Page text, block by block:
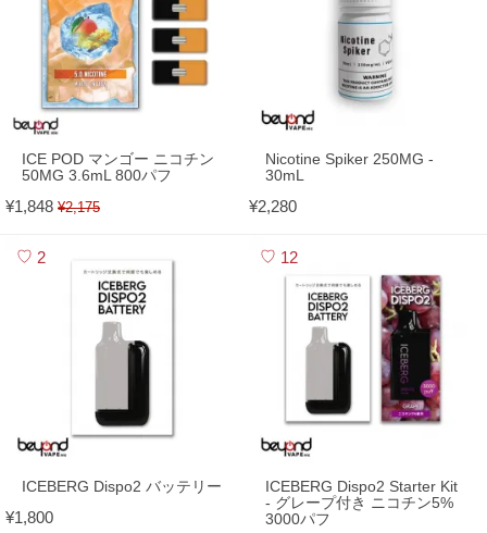
ICE POD マンゴー ニコチン
50MG 3.6mL 800パフ
¥1,848 ¥2,175
Nicotine Spiker 250MG -
30mL
¥2,280
2
ICEBERG Dispo2 バッテリー
¥1,800
12
ICEBERG Dispo2 Starter Kit
- グレープ付き ニコチン5%
3000パフ